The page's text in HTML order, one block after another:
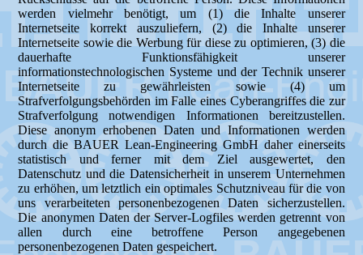
werden vielmehr benötigt, um (1) die Inhalte unserer
Internetseite korrekt auszuliefern, (2) die Inhalte unserer
Internetseite sowie die Werbung für diese zu optimieren, (3) die
dauerhafte Funktionsfähigkeit unserer
informationstechnologischen Systeme und der Technik unserer
Internetseite zu gewährleisten sowie (4) um
Strafverfolgungsbehörden im Falle eines Cyberangriffes die zur
Strafverfolgung notwendigen Informationen bereitzustellen.
Diese anonym erhobenen Daten und Informationen werden
durch die BAUER Lean-Engineering GmbH daher einerseits
statistisch und ferner mit dem Ziel ausgewertet, den
Datenschutz und die Datensicherheit in unserem Unternehmen
zu erhöhen, um letztlich ein optimales Schutzniveau für die von
uns verarbeiteten personenbezogenen Daten sicherzustellen.
Die anonymen Daten der Server-Logfiles werden getrennt von
allen durch eine betroffene Person angegebenen
personenbezogenen Daten gespeichert.